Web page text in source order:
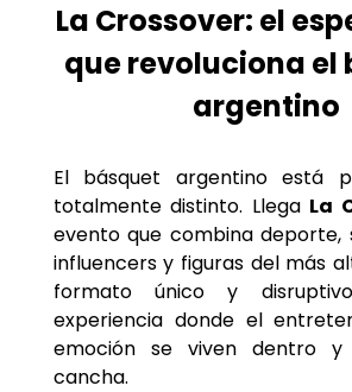
La Crossover: el
que revoluciona el
argentino
El básquet argentino está
totalmente distinto. Llega La
evento que combina deporte,
influencers y figuras del más
formato único y
experiencia donde el
emoción se viven dentro
cancha.
.
niño
zapatillas